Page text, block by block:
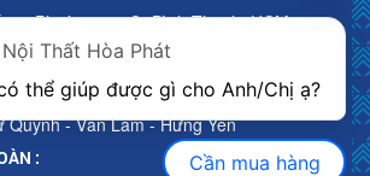
Phường 15, Q. Bình Thạnh, HCM
Quỳnh - Văn Lâm - Hưng Yên
:
Nội Thất Hòa Phát
Cần mua hàng